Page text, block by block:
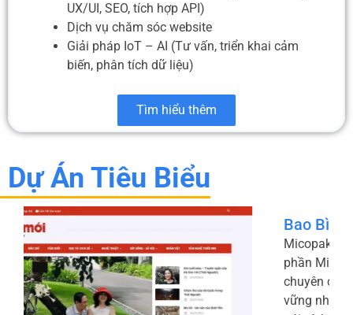
UX/UI, SEO, tích hợp API)
Dịch vụ chăm sóc website
Giải pháp IoT – AI (Tư vấn, triển khai cảm
biến, phân tích dữ liệu)
Tìm hiểu thêm
Dự Án Tiêu Biểu